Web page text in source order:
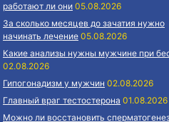
работают ли они 05.08.2026
За сколько месяцев до зачатия нужно
начинать лечение 05.08.2026
Какие анализы нужны мужчине при
02.08.2026
Гипогонадизм у мужчин 02.08.2026
Главный враг тестостерона 01.08.2026
Можно ли восстановить